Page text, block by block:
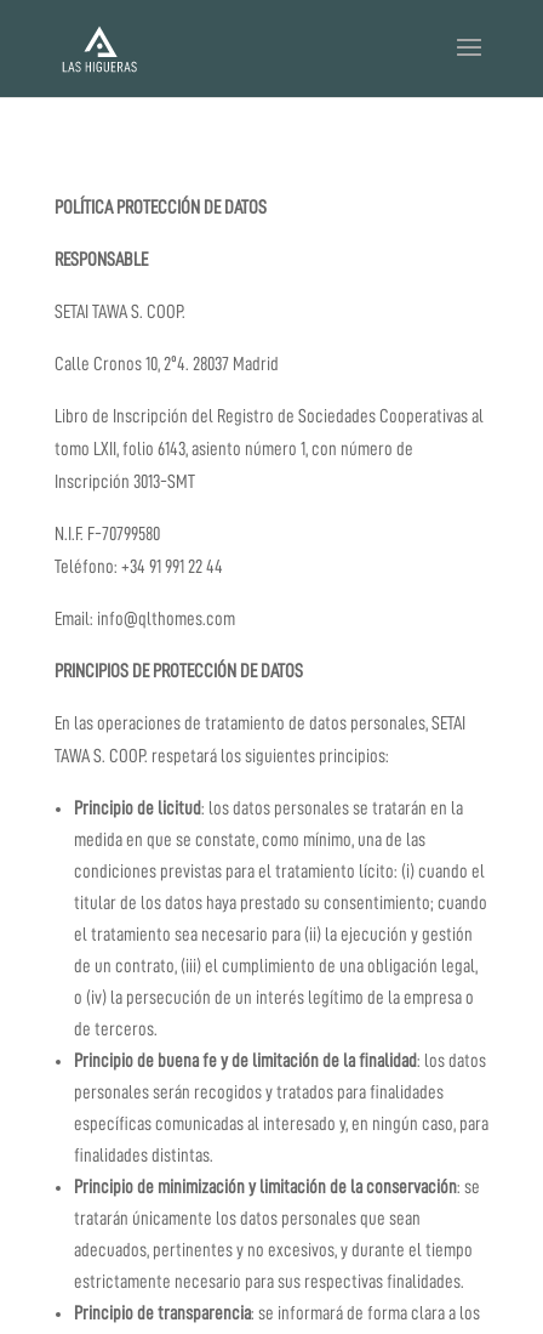
POLÍTICA PROTECCIÓN DE DATOS
RESPONSABLE
SETAI TAWA S. COOP.
Calle Cronos 10, 2º4. 28037 Madrid
Libro de Inscripción del Registro de Sociedades Cooperativas al
tomo LXII, folio 6143, asiento número 1, con número de
Inscripción 3013-SMT
N.I.F. F-70799580
Teléfono: +34 91 991 22 44
Email: info@qlthomes.com
PRINCIPIOS DE PROTECCIÓN DE DATOS
En las operaciones de tratamiento de datos personales,SETAI
TAWA S. COOP. respetará los siguientes principios:
Principio de licitud: los datos personales se tratarán en la
medida en que se constate, como mínimo, una de las
condiciones previstas para el tratamiento lícito: (i) cuando el
titular de los datos haya prestado su consentimiento; cuando
el tratamiento sea necesario para (ii) la ejecución y gestión
de un contrato, (iii) el cumplimiento de una obligación legal,
o (iv) la persecución de un interés legítimo de la empresa o
de terceros.
Principio de buena fe y de limitación de la finalidad: los datos
personales serán recogidos y tratados para finalidades
específicas comunicadas al interesado y, en ningún caso, para
finalidades distintas.
Principio de minimización y limitación de la conservación: se
tratarán únicamente los datos personales que sean
adecuados, pertinentes y no excesivos, y durante el tiempo
estrictamente necesario para sus respectivas finalidades.
Principio de transparencia: se informará de forma clara a los